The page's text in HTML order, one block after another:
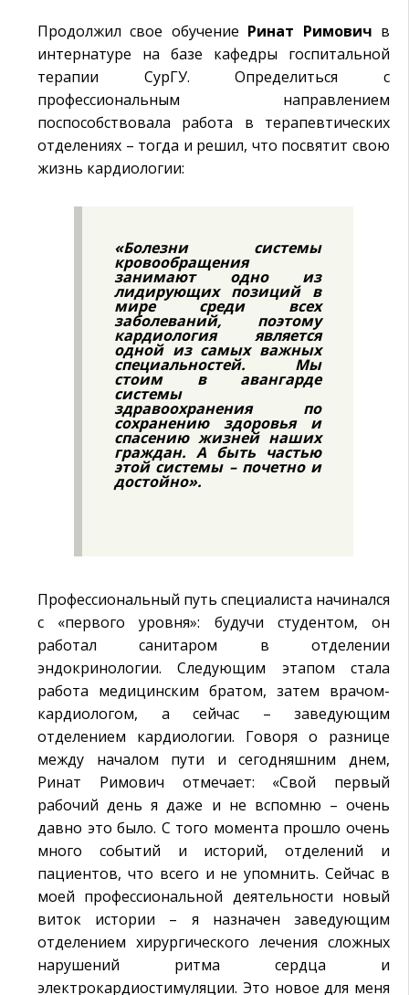
Продолжил свое обучение Ринат Римович в
интернатуре на базе кафедры госпитальной
терапии СурГУ. Определиться с
профессиональным направлением
поспособствовала работа в терапевтических
отделениях – тогда и решил, что посвятит свою
жизнь кардиологии:
«Болезни системы
кровообращения
занимают одно из
лидирующих позиций в
мире среди всех
заболеваний, поэтому
кардиология является
одной из самых важных
специальностей. Мы
стоим в авангарде
системы
здравоохранения по
сохранению здоровья и
спасению жизней наших
граждан. А быть частью
этой системы – почетно и
достойно».
Профессиональный путь специалиста начинался
с «первого уровня»: будучи студентом, он
работал санитаром в отделении
эндокринологии. Следующим этапом стала
работа медицинским братом, затем врачом-
кардиологом, а сейчас – заведующим
отделением кардиологии. Говоря о разнице
между началом пути и сегодняшним днем,
Ринат Римович отмечает: «Свой первый
рабочий день я даже и не вспомню – очень
давно это было. С того момента прошло очень
много событий и историй, отделений и
пациентов, что всего и не упомнить. Сейчас в
моей профессиональной деятельности новый
виток истории – я назначен заведующим
отделением хирургического лечения сложных
нарушений ритма сердца и
электрокардиостимуляции. Это новое для меня